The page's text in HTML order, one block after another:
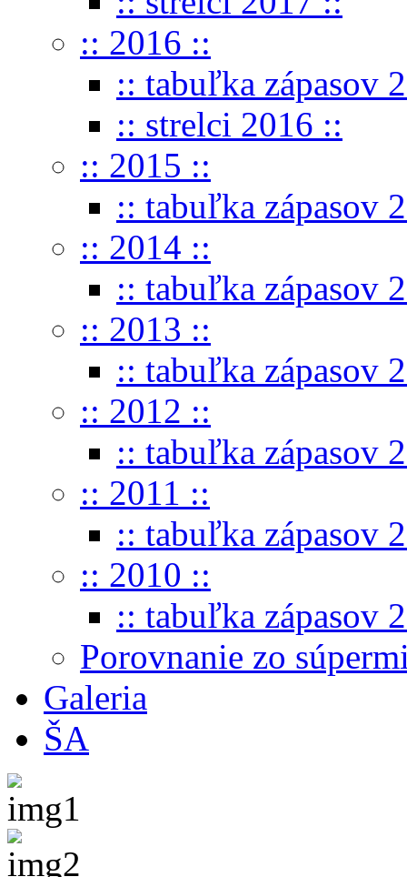
:: 2016 ::
:: tabuľka zápasov
:: strelci 2016 ::
:: 2015 ::
:: tabuľka zápasov
:: 2014 ::
:: tabuľka zápasov
:: 2013 ::
:: tabuľka zápasov
:: 2012 ::
:: tabuľka zápasov
:: 2011 ::
:: tabuľka zápasov
:: 2010 ::
:: tabuľka zápasov
Porovnanie zo
Galeria
ŠA